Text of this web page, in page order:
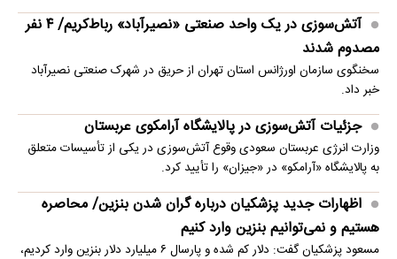
آتش‌سوزی در یک واحد صنعتی «نصیرآباد» رباط‌کریم/ ۴ نفر
مصدوم شدند
سخنگوی سازمان اورژانس استان تهران از حریق در شهرک صنعتی نصیرآباد
خبر داد.
جزئیات آتش‌سوزی در پالایشگاه آرامکوی عربستان
وزارت انرژی عربستان سعودی وقوع آتش‌سوزی در یکی از تأسیسات متعلق
به پالایشگاه «آرامکو» در «جیزان» را تأیید کرد.
اظهارات جدید پزشکیان درباره گران شدن بنزین/ محاصره
هستیم و نمی‌توانیم بنزین وارد کنیم
مسعود پزشکیان گفت: دلار کم شده و پارسال ۶ میلیارد دلار بنزین وارد کردیم،